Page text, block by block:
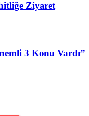
Ziyaret
3 Konu Vardı”